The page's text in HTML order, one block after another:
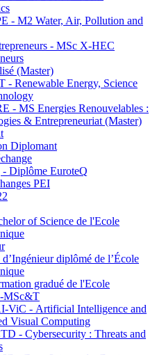
- M2 Water, Air, Pollution and
- MSc X-HEC
(Master)
- Renewable Energy, Science
- MS Energies Renouvelables :
& Entrepreneuriat (Master)
Diplomant
- Diplôme EuroteQ
PEI
of Science de l'Ecole
diplômé de l’École
gradué de l'Ecole
MSc&T
ViC - Artificial Intelligence and
Visual Computing
- Cybersecurity : Threats and